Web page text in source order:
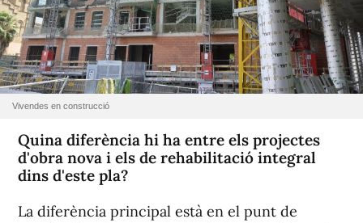
Vivendes en construcció
Quina diferència hi ha entre els projectes
d'obra nova i els de rehabilitació integral
dins d'este pla?
La diferència principal està en el punt de